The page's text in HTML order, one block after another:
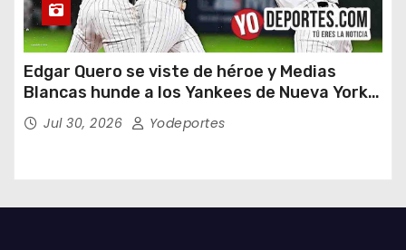
Edgar Quero se viste de héroe y Medias
Blancas hunde a los Yankees de Nueva York
en doce entradas
Jul 30, 2026 Yodeportes